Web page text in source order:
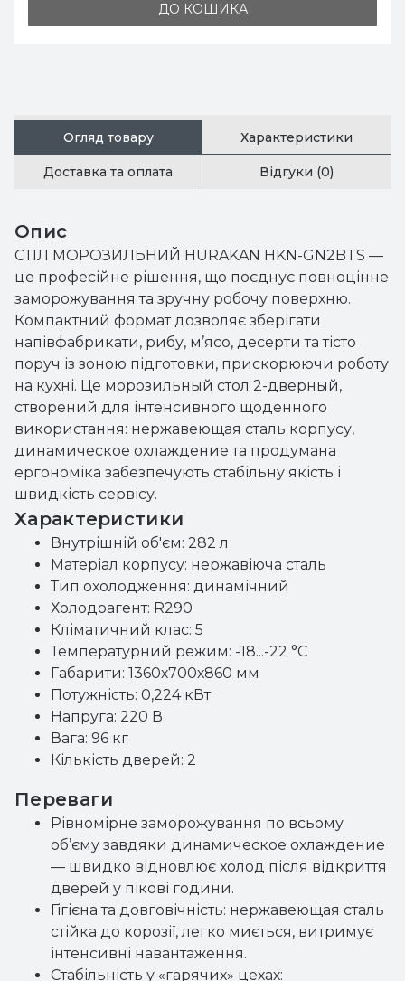
ДО КОШИКА
Огляд товару Характеристики
Доставка та оплата Відгуки (0)
Опис
СТІЛ МОРОЗИЛЬНИЙ HURAKAN HKN-GN2BTS —
це професійне рішення, що поєднує повноцінне
заморожування та зручну робочу поверхню.
Компактний формат дозволяє зберігати
напівфабрикати, рибу, м’ясо, десерти та тісто
поруч із зоною підготовки, прискорюючи роботу
на кухні. Це морозильный стол 2-дверный,
створений для інтенсивного щоденного
використання: нержавеющая сталь корпусу,
динамическое охлаждение та продумана
ергономіка забезпечують стабільну якість і
швидкість сервісу.
Характеристики
Внутрішній об'єм: 282 л
Матеріал корпусу: нержавіюча сталь
Тип охолодження: динамічний
Холодоагент: R290
Кліматичний клас: 5
Температурний режим: -18...-22 °С
Габарити: 1360х700х860 мм
Потужність: 0,224 кВт
Напруга: 220 В
Вага: 96 кг
Кількість дверей: 2
Переваги
Рівномірне заморожування по всьому
об’єму завдяки динамическое охлаждение
— швидко відновлює холод після відкриття
дверей у пікові години.
Гігієна та довговічність: нержавеющая сталь
стійка до корозії, легко миється, витримує
інтенсивні навантаження.
Стабільність у «гарячих» цехах: